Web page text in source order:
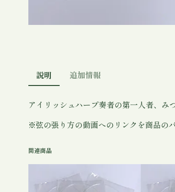
説明
追加情報
アイリッシュハープ奏者の第一人者、み
※弦の張り方の動画へのリンクを商品の
関連商品